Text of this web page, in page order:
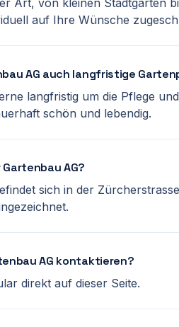
Art, von kleinen Stadtgärten
auf Ihre Wünsche
AG auch langfristige
langfristig um die Pflege
schön und lebendig.
AG?
sich in der
AG kontaktieren?
direkt auf dieser Seite.